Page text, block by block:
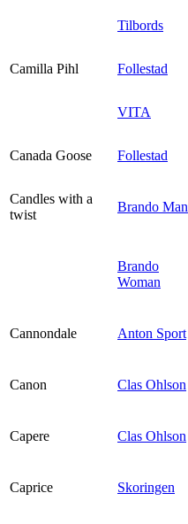
Tilbords
Camilla Pihl
Follestad
VITA
Canada Goose
Follestad
Candles with a
twist
Brando Man
Brando
Woman
Cannondale Anton Sport
Canon Clas Ohlson
Capere Clas Ohlson
Caprice Skoringen